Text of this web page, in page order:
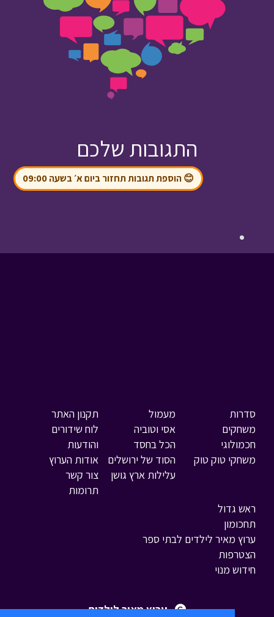
התגובות שלכם
😊 הוספת תגובות תחזור ביום א׳ בשעה 09:00
סדרות
משחקים
חכמולוגי
משחקי טוק טוק
מעמול
אסי וטוביה
הכל בחסד
הסוד של ירושלים
עלילות ארץ גושן
ראש גדול
תחכומון
ערוץ מאיר לילדים לבתי ספר
הצטרפות
חידוש מנוי
תקנון האתר
לוח שידורים
והודעות
אודות הערוץ
צור קשר
תרומות
ערוץ מאיר לילדים